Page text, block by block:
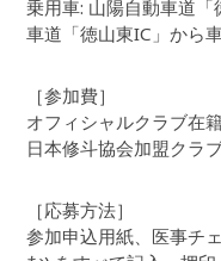
乗用車: 山陽自動車道
車道「徳山東IC」から
［参加費］
オフィシャルクラブ在
日本修斗協会加盟クラ
［応募方法］
参加申込用紙、医事チ